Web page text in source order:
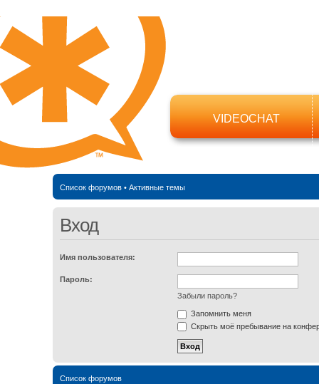
VIDEOCHAT
Список форумов• Активные темы
Вход
Имя пользователя:
Пароль:
Забыли пароль?
Запомнить меня
Скрыть моё пребывание на
Список форумов